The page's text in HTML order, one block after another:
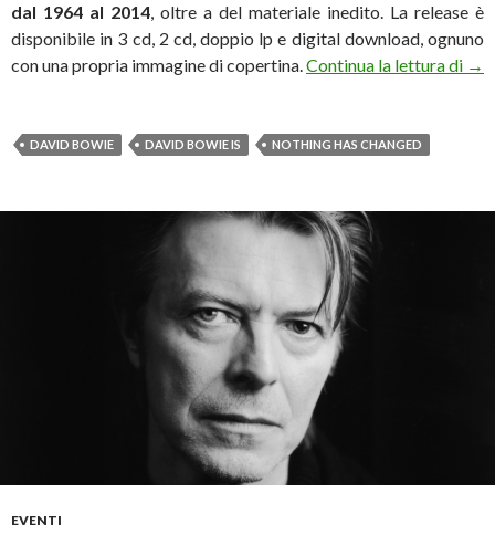
dal 1964 al 2014, oltre a del materiale inedito. La release è
disponibile in 3 cd, 2 cd, doppio lp e digital download, ognuno
con una propria immagine di copertina.Continua la lettura di →
DAVID BOWIE DAVID BOWIE IS NOTHING HAS CHANGED
EVENTI